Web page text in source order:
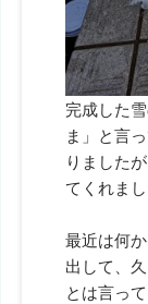
完成した
ま」と言
りました
てくれまし
最近は何
出して、
とは言っ